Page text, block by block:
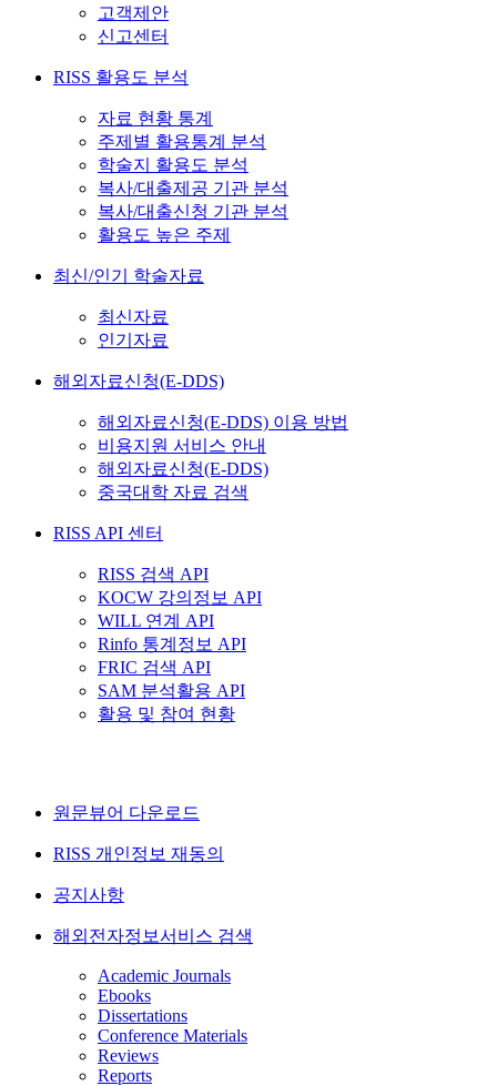
고객제안
신고센터
RISS 활용도 분석
자료 현황 통계
주제별 활용통계 분석
학술지 활용도 분석
복사/대출제공 기관 분석
복사/대출신청 기관 분석
활용도 높은 주제
최신/인기 학술자료
최신자료
인기자료
해외자료신청(E-DDS)
해외자료신청(E-DDS) 이용 방법
비용지원 서비스 안내
해외자료신청(E-DDS)
중국대학 자료 검색
RISS API 센터
RISS 검색 API
KOCW 강의정보 API
WILL 연계 API
Rinfo 통계정보 API
FRIC 검색 API
SAM 분석활용 API
활용 및 참여 현황
원문뷰어 다운로드
RISS 개인정보 재동의
공지사항
해외전자정보서비스 검색
Academic Journals
Ebooks
Dissertations
Conference Materials
Reviews
Reports